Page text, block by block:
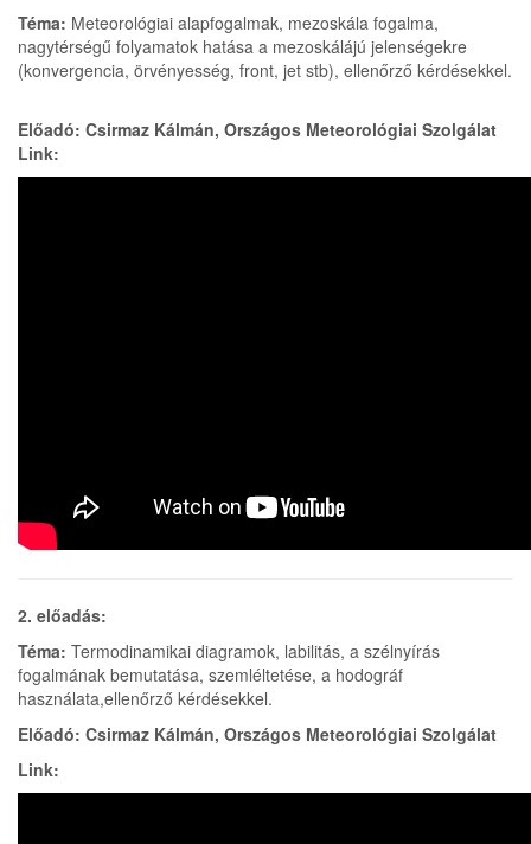
Téma: Meteorológiai alapfogalmak, mezoskála fogalma,
nagytérségű folyamatok hatása a mezoskálájú jelenségekre
(konvergencia, örvényesség, front, jet stb), ellenőrző kérdésekkel.
Előadó: Csirmaz Kálmán, Országos Meteorológiai Szolgálat
Link:
2. előadás:
Téma: Termodinamikai diagramok, labilitás, a szélnyírás
fogalmának bemutatása, szemléltetése, a hodográf
használata,ellenőrző kérdésekkel.
Előadó: Csirmaz Kálmán, Országos Meteorológiai Szolgálat
Link: